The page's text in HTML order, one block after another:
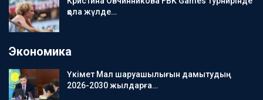
қола жүлде…
Экономика
Үкімет Мал шаруашылығын дамытудың
2026-2030 жылдарға…